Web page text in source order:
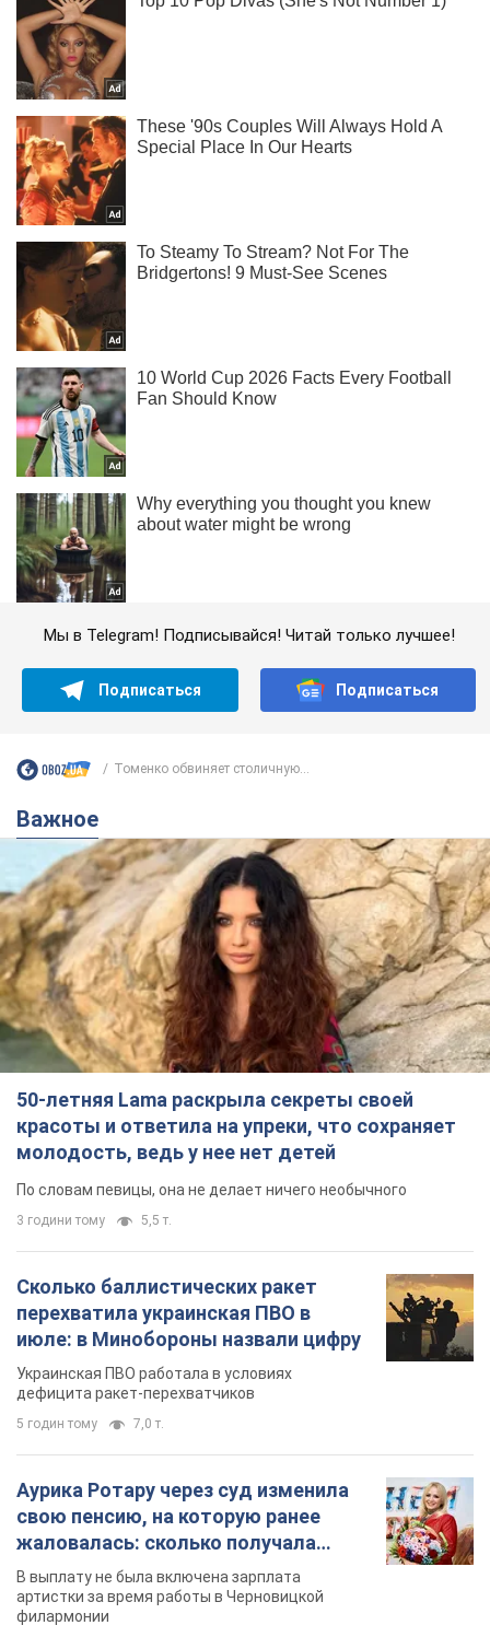
Мы в Telegram! Подписывайся! Читай только лучшее!
Подписаться Подписаться
Томенко обвиняет столичную...
Важное
50-летняя Lama раскрыла секреты своей
красоты и ответила на упреки, что сохраняет
молодость, ведь у нее нет детей
По словам певицы, она не делает ничего необычного
3 години тому 5,5 т.
Сколько баллистических ракет
перехватила украинская ПВО в
июле: в Минобороны назвали цифру
Украинская ПВО работала в условиях
дефицита ракет-перехватчиков
5 годин тому 7,0 т.
Аурика Ротару через суд изменила
свою пенсию, на которую ранее
жаловалась: сколько получала
певица
В выплату не была включена зарплата
артистки за время работы в Черновицкой
филармонии